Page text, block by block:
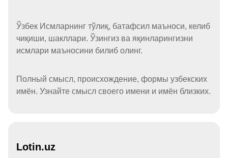
Ўзбек Исмларнинг тўлиқ, батафсил маъноси, келиб
чиқиши, шакллари. Ўзингиз ва яқинларингизни
исмлари маъносини билиб олинг.
Полный смысл, происхождение, формы узбекских
имён. Узнайте смысл своего имени и имён близких.
Lotin.uz